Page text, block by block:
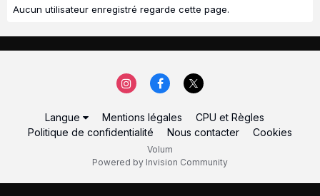
Aucun utilisateur enregistré regarde cette page.
Langue Mentions légales
CPU et Règles
Politique de confidentialité
Nous contacter Cookies
Volum
Powered by Invision Community